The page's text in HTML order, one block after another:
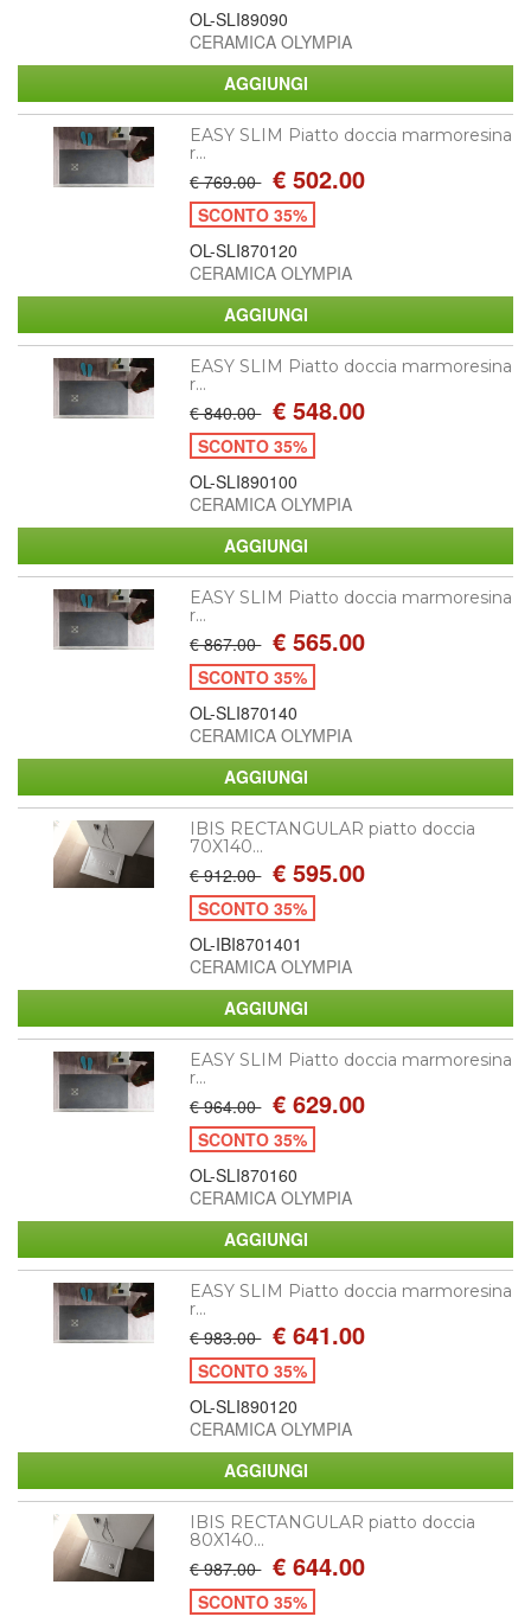
OL-SLI89090
CERAMICA OLYMPIA
EASY SLIM Piatto doccia marmoresina
r...
€ 769.00 € 502.00
SCONTO 35%
OL-SLI870120
CERAMICA OLYMPIA
EASY SLIM Piatto doccia marmoresina
r...
€ 840.00 € 548.00
SCONTO 35%
OL-SLI890100
CERAMICA OLYMPIA
EASY SLIM Piatto doccia marmoresina
r...
€ 867.00 € 565.00
SCONTO 35%
OL-SLI870140
CERAMICA OLYMPIA
IBIS RECTANGULAR piatto doccia
70X140...
€ 912.00 € 595.00
SCONTO 35%
OL-IBI8701401
CERAMICA OLYMPIA
EASY SLIM Piatto doccia marmoresina
r...
€ 964.00 € 629.00
SCONTO 35%
OL-SLI870160
CERAMICA OLYMPIA
EASY SLIM Piatto doccia marmoresina
r...
€ 983.00 € 641.00
SCONTO 35%
OL-SLI890120
CERAMICA OLYMPIA
IBIS RECTANGULAR piatto doccia
80X140...
€ 987.00 € 644.00
SCONTO 35%